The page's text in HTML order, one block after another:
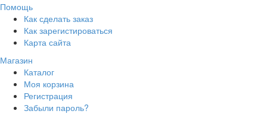
Помощь
Как сделать заказ
Как зарегистироваться
Карта сайта
Магазин
Каталог
Моя корзина
Регистрация
Забыли пароль?